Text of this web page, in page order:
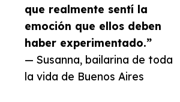
que realmente sentí la
emoción que ellos deben
haber experimentado.”
— Susanna, bailarina de toda
la vida de Buenos Aires